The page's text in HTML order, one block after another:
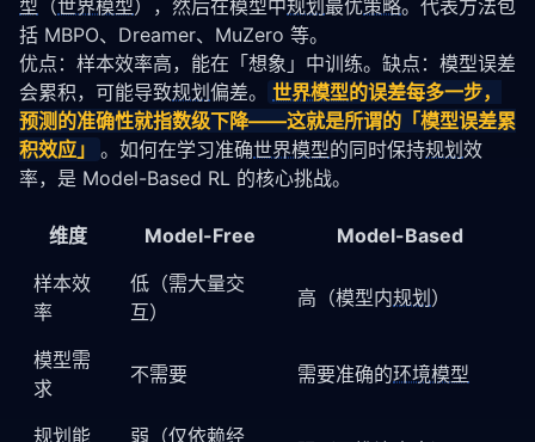
型 （世界模型），然后在模型中规划 最优策略。代表方法包
括 MBPO、Dreamer、MuZero 等。
优点：样本效率高，能在「想象」中训练。缺点：模型误差
会累积，可能导致规划 偏差。 世界模型的误差每多一步，
预测的准确性就指数级下降——这就是所谓的「模型误差累
积效应」
。如何在学习准确世界模型的同时保持规划 效
率，是 Model-Based RL 的核心挑战。
维度 Model-Free
Model-Based
样本效
率
低（需大量交
互）
高（模型内规划 ）
模型需
求
不需要 需要准确的环境模型
规划 能
弱（仅依赖经